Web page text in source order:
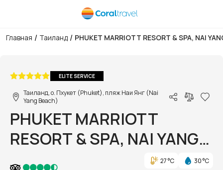
Главная / Таиланд / PHUKET MARRIOTT RESORT & SPA, NAI
1/71
ELITE SERVICE
Таиланд, о. Пхукет (Phuket), пляж Наи Янг (Nai
Yang Beach)
PHUKET MARRIOTT
RESORT & SPA, NAI YANG
BEACH
27 °C
30 °C